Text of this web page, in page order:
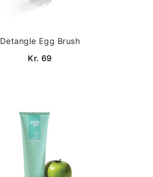
Detangle Egg Brush
Kr. 69